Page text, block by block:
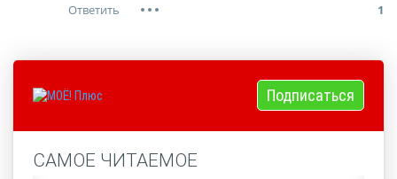
1
Подписаться
САМОЕ ЧИТАЕМОЕ